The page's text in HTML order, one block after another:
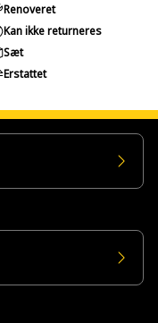
Renoveret
Kan ikke returneres
Sæt
Erstattet